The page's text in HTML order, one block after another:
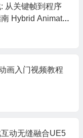
从关键帧到程序
Hybrid Animatio
画入门视频教程
动无缝融合UE5